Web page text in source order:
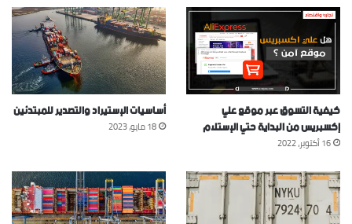
كيفية التسوق عبر موقع علي
إكسبريس من البداية حتي الإستلام
16 أكتوبر، 2022
أساسيات الإستيراد والتصدير للمبتدئين
18 مايو، 2023